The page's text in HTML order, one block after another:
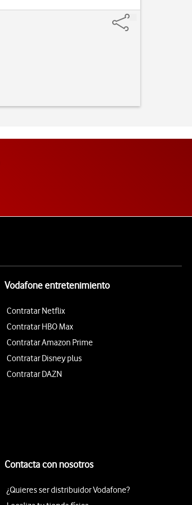
Vodafone entretenimiento
Contratar Netflix
Contratar HBO Max
Contratar Amazon Prime
Contratar Disney plus
Contratar DAZN
Contacta con nosotros
¿Quieres ser distribuidor Vodafone?